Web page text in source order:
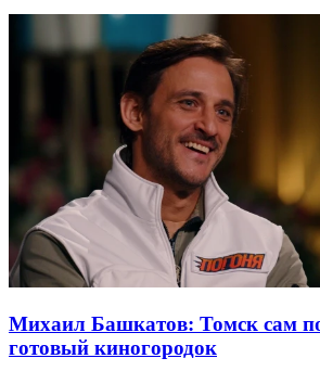
Михаил Башкатов: Томск сам
готовый киногородок